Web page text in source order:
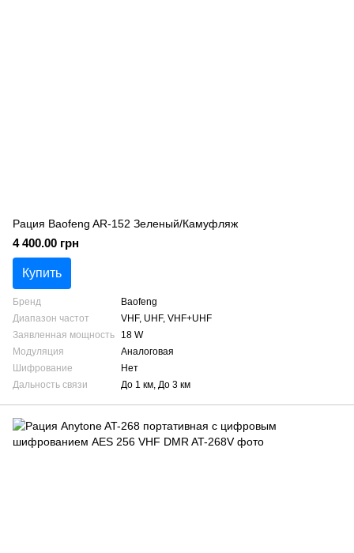
Рация Baofeng AR-152 Зеленый/Камуфляж
4 400.00 грн
Купить
Бренд
Baofeng
Диапазон частот
VHF, UHF, VHF+UHF
Заявленная мощность
18 W
Модуляция
Аналоговая
Шифрование
Нет
Дальность связи
До 1 км, До 3 км